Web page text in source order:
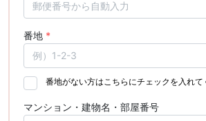
番地 *
番地がない方はこちらにチェックを入れて
マンション・建物名・部屋番号